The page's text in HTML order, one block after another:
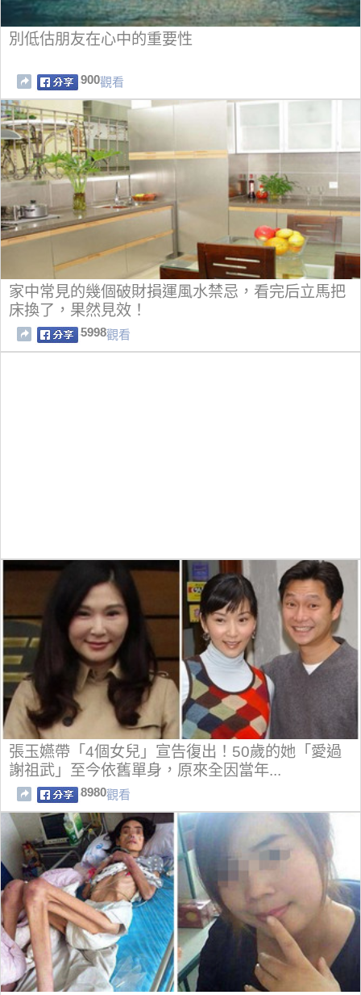
別低估朋友在心中的重要性
900觀看
家中常見的幾個破財損運風水禁忌，看完后立馬把
床換了，果然見效！
5998觀看
張玉嬿帶「4個女兒」宣告復出！50歲的她「愛過
謝祖武」至今依舊單身，原來全因當年...
8980觀看